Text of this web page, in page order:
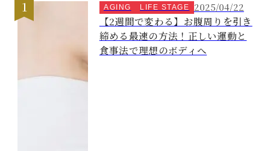
AGING LIFE STAGE 2025/04/22
【2週間で変わる】お腹周りを引き
締める最速の方法！正しい運動と
食事法で理想のボディへ